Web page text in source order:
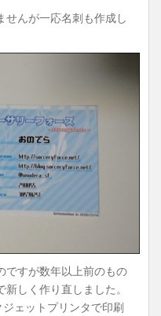
せんが一応名刺も作成し
ですが数年以上前のもの
しく作り直しました。
ェットプリンタで印刷